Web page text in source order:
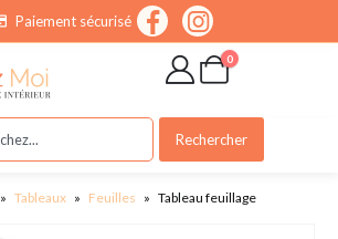
Paiement sécurisé
0
Rechercher
» Tableaux » Feuilles » Tableau feuillage